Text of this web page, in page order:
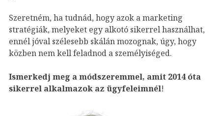
Szeretném, ha tudnád, hogy azok a marketing
stratégiák, melyeket egy alkotó sikerrel használhat,
ennél jóval szélesebb skálán mozognak, úgy, hogy
közben nem kell feladnod a személyiséged.
Ismerkedj meg a módszeremmel, amit 2014 óta
sikerrel alkalmazok az ügyfeleimnél!